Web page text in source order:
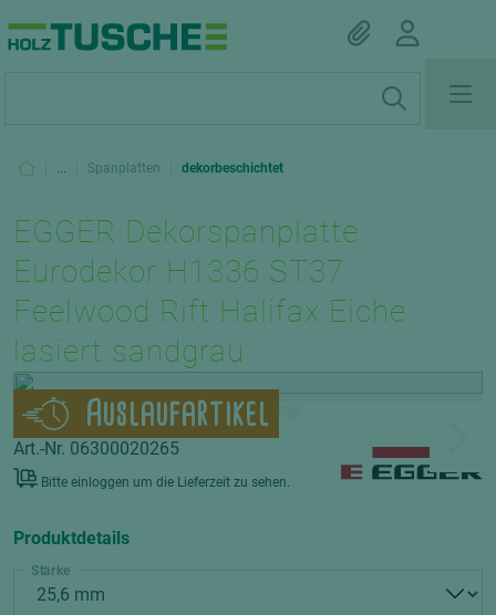
... Spanplatten dekorbeschichtet
EGGER Dekorspanplatte
Eurodekor H1336 ST37
Feelwood Rift Halifax Eiche
lasiert sandgrau
Auslaufartikel
Art.-Nr. 06300020265
Bitte einloggen um die Lieferzeit zu sehen.
Produktdetails
Stärke